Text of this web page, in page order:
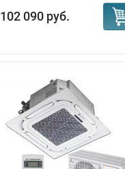
102 090 руб.